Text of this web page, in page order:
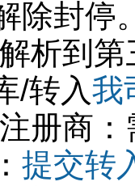
除封停
析到
/转入我
册商
提交转